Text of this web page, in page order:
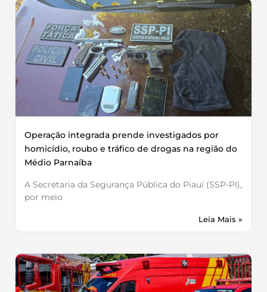
Operação integrada prende investigados por
homicídio, roubo e tráfico de drogas na região do
Médio Parnaíba
A Secretaria da Segurança Pública do Piauí (SSP-PI),
por meio
Leia Mais »